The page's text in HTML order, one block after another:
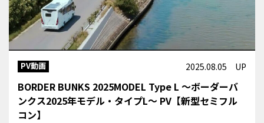
PV動画 2025.08.05 UP
BORDER BUNKS 2025MODEL Type L ～ボーダーバ
ンクス2025年モデル・タイプL～ PV【新型セミフル
コン】